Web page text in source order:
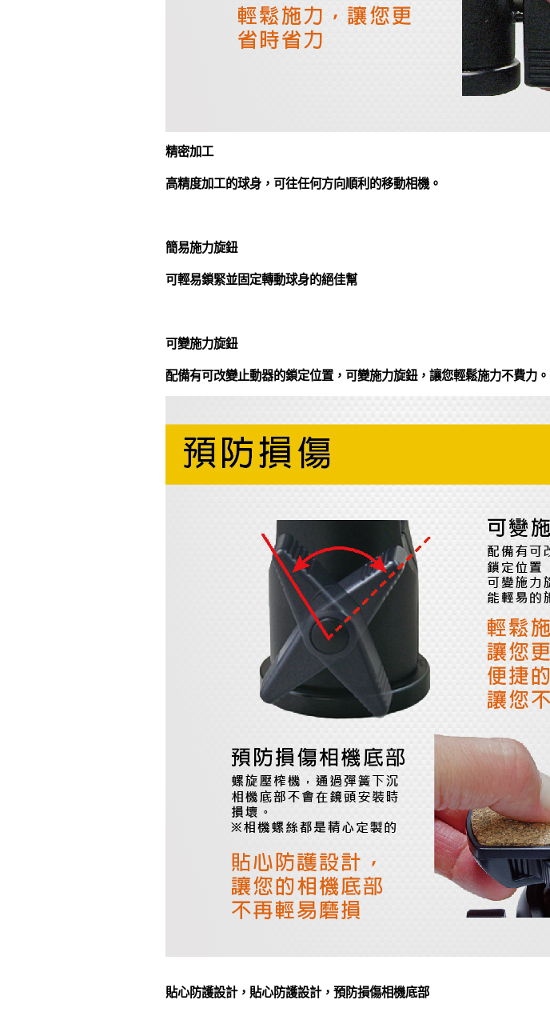
精密加工
高精度加工的球身，可往任何方向順利的移動相機。
簡易施力旋鈕
可輕易鎖緊並固定轉動球身的絕佳幫
可變施力旋鈕
配備有可改變止動器的鎖定位置，可變施力旋鈕，讓您輕鬆施力不費力。
貼心防護設計，貼心防護設計，預防損傷相機底部